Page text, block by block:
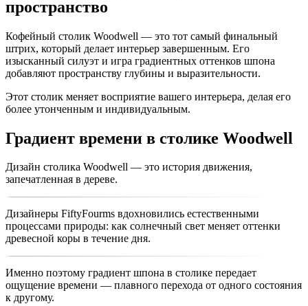
облике. Его можно легко перемещать, как аксессуар, в
зависимости от настроения и задачи. Он добавит роскошный
штрих в интерьер вашего вестибюля или гостиной.
Оттенок Walnut вдохновлен теплотой и естественной
красотой орехового дерева, создавая особенную атмосферу в
вашем интерьере.
наличными или по выставленному счету. Доставка
города России, а также страны СНГ. Стоимость доставки
зависит от объема и дальности перевозки и рассчитывается
индивидуально по текущим тарифам транспортной компании.
пространство
Кофейный столик Woodwell — это тот самый финальный
штрих, который делает интерьер завершенным. Его
изысканный силуэт и игра градиентных оттенков шпона
добавляют пространству глубины и выразительности.
Этот столик меняет восприятие вашего интерьера, делая его
более утонченным и индивидуальным.
Градиент времени в столике Woodwell
Дизайн столика Woodwell — это история движения,
запечатленная в дереве.
Дизайнеры FiftyFourms вдохновились естественными
процессами природы: как солнечный свет меняет оттенки
древесной коры в течение дня.
Именно поэтому градиент шпона в столике передает
ощущение времени — плавного перехода от одного состояния
к другому.